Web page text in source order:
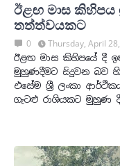
ඊළඟ මාස කිහිපය
තත්ත්වයකට
0
Thursday, April
ඊළඟ මාස කිහිපයේ දී
මුහුණදීමට සිදුවන බව
එසේම ශ්‍රී ලංකා
ගැටළු රාශියකට මුහුණ